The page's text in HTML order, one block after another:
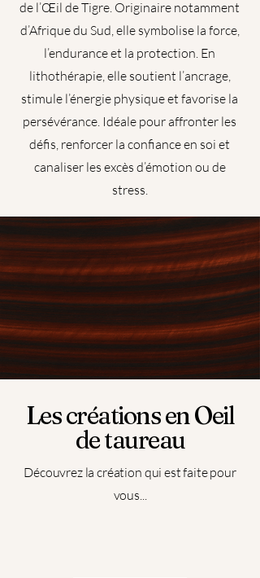
de l’Œil de Tigre. Originaire notamment
d’Afrique du Sud, elle symbolise la force,
l’endurance et la protection. En
lithothérapie, elle soutient l’ancrage,
stimule l’énergie physique et favorise la
persévérance. Idéale pour affronter les
défis, renforcer la confiance en soi et
canaliser les excès d’émotion ou de
stress.
Les créations en Oeil
de taureau
Découvrez la création qui est faite pour
vous...